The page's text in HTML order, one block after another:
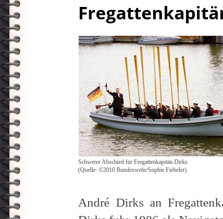
Schwerer Abschied für Fregattenkapitän Dirks
(Quelle: ©2010 Bundeswehr/Sophie Fiebeler)
André Dirks an